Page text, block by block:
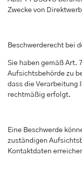
Zwecke von
Beschwerderecht bei
Sie haben gemäß Art.
Aufsichtsbehörde zu
dass die Verarbeitung
rechtmäßig erfolgt.
Eine Beschwerde
zuständigen
Kontaktdaten